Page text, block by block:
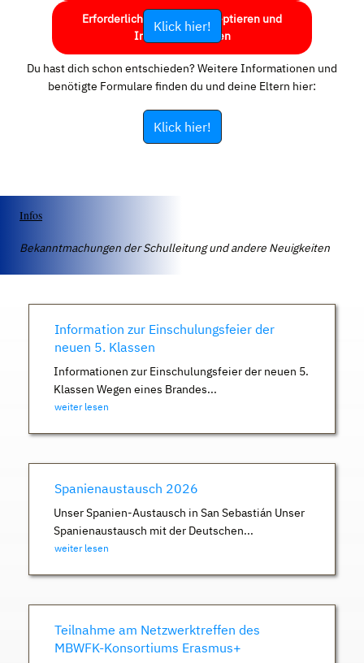
Erforderlichen Service akzeptieren und
Inhalte entsperren
Klick hier!
Du hast dich schon entschieden? Weitere Informationen und
benötigte Formulare finden du und deine Eltern hier:
Klick hier!
Infos
Bekanntmachungen der Schulleitung und andere Neuigkeiten
Information zur Einschulungsfeier der
neuen 5. Klassen
Informationen zur Einschulungsfeier der neuen 5.
Klassen Wegen eines Brandes...
weiter lesen
Spanienaustausch 2026
Unser Spanien-Austausch in San Sebastián Unser
Spanienaustausch mit der Deutschen...
weiter lesen
Teilnahme am Netzwerktreffen des
MBWFK-Konsortiums Erasmus+